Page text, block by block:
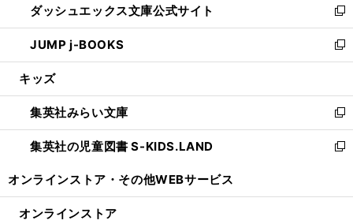
く
ド
ウ
で
開
ィ
ン
ド
ウ
開
く
い
ウ
ィ
ン
ウ
で
開
く
ダッシュエックス文庫公式サイト
新
し
い
ウ
ン
ド
ウ
で
JUMP j-BOOKS
新
し
ウ
ィ
ン
ド
開
キッズ
集英社みらい文庫
新
し
い
ン
集英社の児童図書 S-KIDS.LAND
新
ウ
オンラインストア・ その他WEBサービス
オンラインストア